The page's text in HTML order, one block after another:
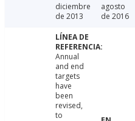
diciembre
de 2013
agosto
de 2016
Annual
and end
targets
have
been
revised,
to